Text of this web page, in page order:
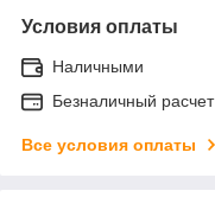
Условия оплаты
Наличными
Безналичный расчет
Все условия оплаты